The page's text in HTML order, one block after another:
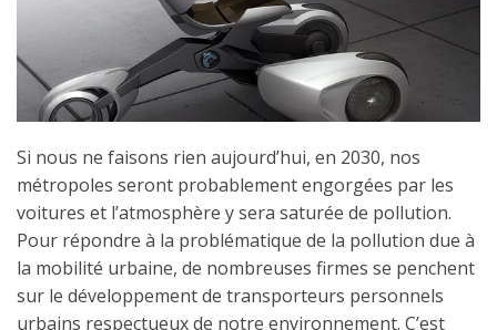
Si nous ne faisons rien aujourd’hui, en 2030, nos
métropoles seront probablement engorgées par les
voitures et l’atmosphère y sera saturée de pollution.
Pour répondre à la problématique de la pollution due à
la mobilité urbaine, de nombreuses firmes se penchent
sur le développement de transporteurs personnels
urbains respectueux de notre environnement. C’est